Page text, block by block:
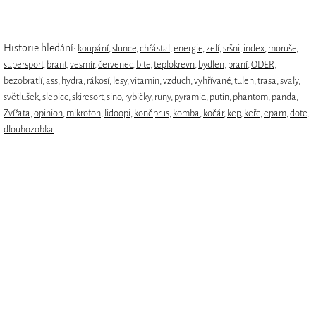
Historie hledání: koupání,slunce,chřástal ,energie,zelí,sršni, index, moruše,
supersport, brant,vesmír,červenec, bite,teplokrevn, bydlen, praní,ODER,
bezobratlí,ass, hydra, rákosí, lesy,vitamin,vzduch,vyhřívané,tulen,trasa,svaly,
světlušek,slepice,skiresort,sino, rybičky, runy, pyramid, putin, phantom, panda,
Zvířata,opinion, mikrofon, lidoopi, koněprus, komba, kočár, kep, keře,epam,dote,
dlouhozobka